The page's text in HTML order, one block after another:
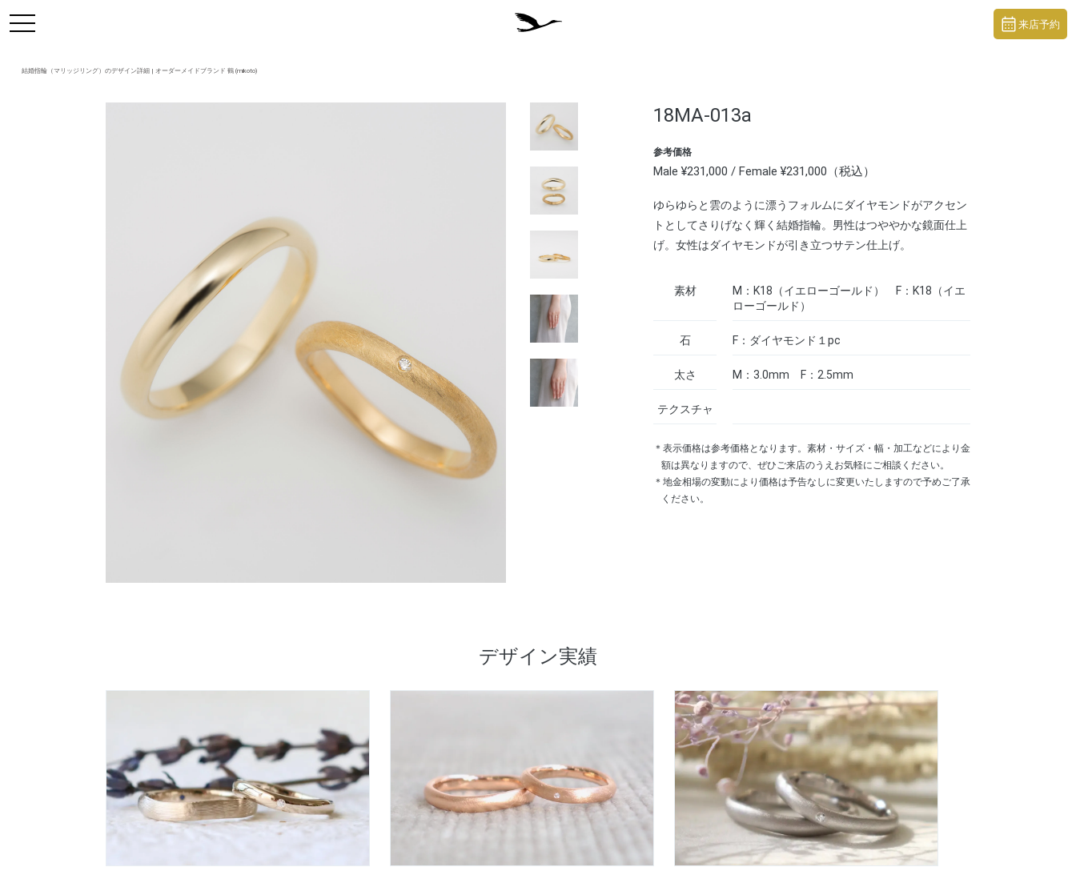
結婚指輪（マリッジリング）のデザイン詳細 | オーダーメイドブランド 鶴 (mikoto)
toggle
navigation
来店予約
18MA-013a
参考価格
Male ¥231,000 / Female ¥231,000（税込）
ゆらゆらと雲のように漂うフォルムにダイヤモンドがアクセン
トとしてさりげなく輝く結婚指輪。男性はつややかな鏡面仕上
げ。女性はダイヤモンドが引き立つサテン仕上げ。
素材
M：K18（イエローゴールド） F：K18（イエ
ローゴールド）
石 F：ダイヤモンド１pc
太さ M：3.0mm F：2.5mm
テクスチャ
＊表示価格は参考価格となります。素材・サイズ・幅・加工などにより金
額は異なりますので、ぜひご来店のうえお気軽にご相談ください。
＊地金相場の変動により価格は予告なしに変更いたしますので予めご了承
ください。
デザイン実績